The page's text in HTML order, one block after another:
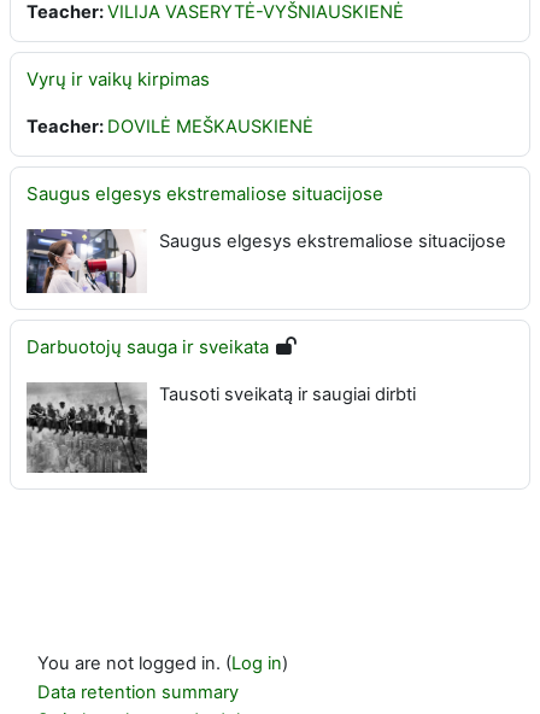
Teacher:VILIJA VASERYTĖ-VYŠNIAUSKIENĖ
Vyrų ir vaikų kirpimas
Teacher: DOVILĖ MEŠKAUSKIENĖ
Saugus elgesys ekstremaliose situacijose
Saugus elgesys ekstremaliose situacijose
Darbuotojų sauga ir sveikata
Tausoti sveikatą ir saugiai dirbti
You are not logged in. (Log in)
Data retention summary